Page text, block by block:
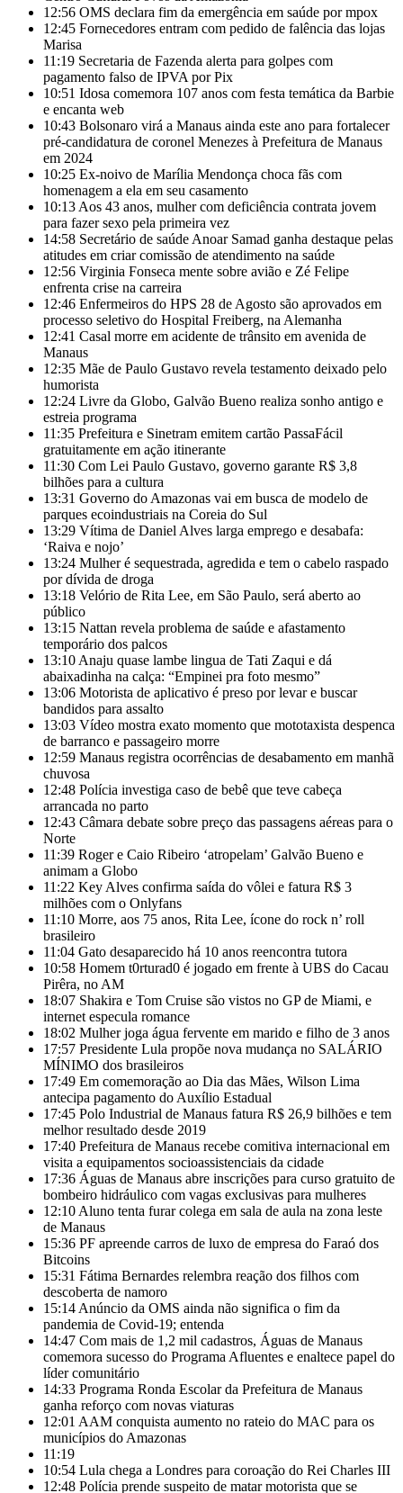
12:56 OMS declara fim da emergência em saúde por mpox
12:45 Fornecedores entram com pedido de falência das lojas
Marisa
11:19 Secretaria de Fazenda alerta para golpes com
pagamento falso de IPVA por Pix
10:51 Idosa comemora 107 anos com festa temática da Barbie
e encanta web
10:43 Bolsonaro virá a Manaus ainda este ano para fortalecer
pré-candidatura de coronel Menezes à Prefeitura de Manaus
em 2024
10:25 Ex-noivo de Marília Mendonça choca fãs com
homenagem a ela em seu casamento
10:13 Aos 43 anos, mulher com deficiência contrata jovem
para fazer sexo pela primeira vez
14:58 Secretário de saúde Anoar Samad ganha destaque pelas
atitudes em criar comissão de atendimento na saúde
12:56 Virginia Fonseca mente sobre avião e Zé Felipe
enfrenta crise na carreira
12:46 Enfermeiros do HPS 28 de Agosto são aprovados em
processo seletivo do Hospital Freiberg, na Alemanha
12:41 Casal morre em acidente de trânsito em avenida de
Manaus
12:35 Mãe de Paulo Gustavo revela testamento deixado pelo
humorista
12:24 Livre da Globo, Galvão Bueno realiza sonho antigo e
estreia programa
11:35 Prefeitura e Sinetram emitem cartão PassaFácil
gratuitamente em ação itinerante
11:30 Com Lei Paulo Gustavo, governo garante R$ 3,8
bilhões para a cultura
13:31 Governo do Amazonas vai em busca de modelo de
parques ecoindustriais na Coreia do Sul
13:29 Vítima de Daniel Alves larga emprego e desabafa:
‘Raiva e nojo’
13:24 Mulher é sequestrada, agredida e tem o cabelo raspado
por dívida de droga
13:18 Velório de Rita Lee, em São Paulo, será aberto ao
público
13:15 Nattan revela problema de saúde e afastamento
temporário dos palcos
13:10 Anaju quase lambe lingua de Tati Zaqui e dá
abaixadinha na calça: “Empinei pra foto mesmo”
13:06 Motorista de aplicativo é preso por levar e buscar
bandidos para assalto
13:03 Vídeo mostra exato momento que mototaxista despenca
de barranco e passageiro morre
12:59 Manaus registra ocorrências de desabamento em manhã
chuvosa
12:48 Polícia investiga caso de bebê que teve cabeça
arrancada no parto
12:43 Câmara debate sobre preço das passagens aéreas para o
Norte
11:39 Roger e Caio Ribeiro ‘atropelam’ Galvão Bueno e
animam a Globo
11:22 Key Alves confirma saída do vôlei e fatura R$ 3
milhões com o Onlyfans
11:10 Morre, aos 75 anos, Rita Lee, ícone do rock n’ roll
brasileiro
11:04 Gato desaparecido há 10 anos reencontra tutora
10:58 Homem t0rturad0 é jogado em frente à UBS do Cacau
Pirêra, no AM
18:07 Shakira e Tom Cruise são vistos no GP de Miami, e
internet especula romance
18:02 Mulher joga água fervente em marido e filho de 3 anos
17:57 Presidente Lula propõe nova mudança no SALÁRIO
MÍNIMO dos brasileiros
17:49 Em comemoração ao Dia das Mães, Wilson Lima
antecipa pagamento do Auxílio Estadual
17:45 Polo Industrial de Manaus fatura R$ 26,9 bilhões e tem
melhor resultado desde 2019
17:40 Prefeitura de Manaus recebe comitiva internacional em
visita a equipamentos socioassistenciais da cidade
17:36 Águas de Manaus abre inscrições para curso gratuito de
bombeiro hidráulico com vagas exclusivas para mulheres
12:10 Aluno tenta furar colega em sala de aula na zona leste
de Manaus
15:36 PF apreende carros de luxo de empresa do Faraó dos
Bitcoins
15:31 Fátima Bernardes relembra reação dos filhos com
descoberta de namoro
15:14 Anúncio da OMS ainda não significa o fim da
pandemia de Covid-19; entenda
14:47 Com mais de 1,2 mil cadastros, Águas de Manaus
comemora sucesso do Programa Afluentes e enaltece papel do
líder comunitário
14:33 Programa Ronda Escolar da Prefeitura de Manaus
ganha reforço com novas viaturas
12:01 AAM conquista aumento no rateio do MAC para os
municípios do Amazonas
11:19
10:54 Lula chega a Londres para coroação do Rei Charles III
12:48 Polícia prende suspeito de matar motorista que se